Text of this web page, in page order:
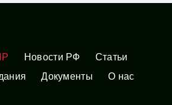
Новости РФ
Статьи
Документы О нас